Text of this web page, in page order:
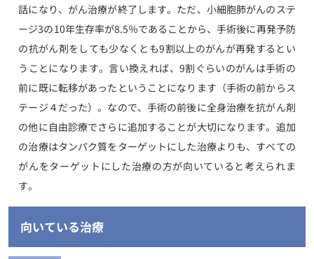
話になり、がん治療が終了します。ただ、小細胞肺がんのステ
ージ3の10年生存率が8.5％であることから、手術後に再発予防
の抗がん剤をしても少なくとも9割以上のがんが再発するとい
うことになります。言い換えれば、9割ぐらいのがんは手術の
前に既に転移があったということになります（手術の前からス
テージ４だった）。なので、手術の前後に全身治療を抗がん剤
の他に自由診療でさらに追加することが大切になります。追加
の治療はタンパク質をターゲットにした治療よりも、すべての
がんをターゲットにした治療の方が向いていると考えられま
す。
向いている治療